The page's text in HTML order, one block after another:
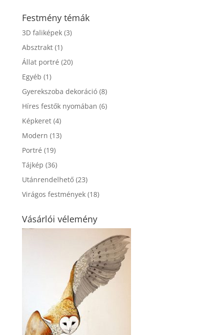
Festmény témák
3D faliképek (3)
Absztrakt (1)
Állat portré (20)
Egyéb (1)
Gyerekszoba dekoráció (8)
Híres festők nyomában (6)
Képkeret (4)
Modern (13)
Portré (19)
Tájkép (36)
Utánrendelhető (23)
Virágos festmények (18)
Vásárlói vélemény